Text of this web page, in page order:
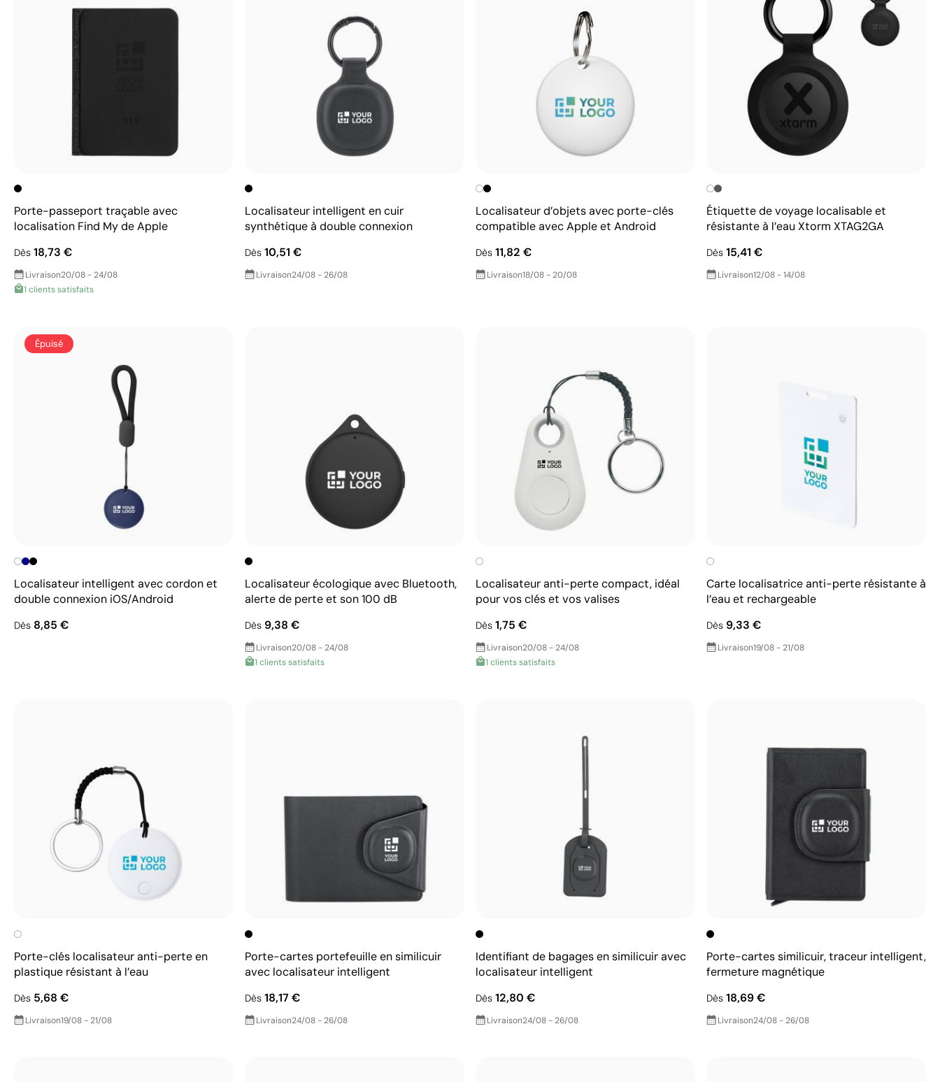
Porte-passeport traçable avec
localisation Find My de Apple
Dès 18,73 €
Livraison20/08 - 24/08
1 clients satisfaits
Localisateur intelligent en cuir
synthétique à double connexion
Dès 10,51 €
Livraison24/08 - 26/08
Localisateur d’objets avec porte-clés
compatible avec Apple et Android
Dès 11,82 €
Livraison18/08 - 20/08
Étiquette de voyage localisable et
résistante à l’eau Xtorm XTAG2GA
Dès 15,41 €
Livraison12/08 - 14/08
Épuisé
Localisateur intelligent avec cordon et
double connexion iOS/Android
Dès 8,85 €
Localisateur écologique avec Bluetooth,
alerte de perte et son 100 dB
Dès 9,38 €
Livraison20/08 - 24/08
1 clients satisfaits
Localisateur anti-perte compact, idéal
pour vos clés et vos valises
Dès 1,75 €
Livraison20/08 - 24/08
1 clients satisfaits
Carte localisatrice anti-perte résistante à
l’eau et rechargeable
Dès 9,33 €
Livraison19/08 - 21/08
Porte-clés localisateur anti-perte en
plastique résistant à l’eau
Dès 5,68 €
Livraison19/08 - 21/08
Porte-cartes portefeuille en similicuir
avec localisateur intelligent
Dès 18,17 €
Livraison24/08 - 26/08
Identifiant de bagages en similicuir avec
localisateur intelligent
Dès 12,80 €
Livraison24/08 - 26/08
Porte-cartes similicuir, traceur intelligent,
fermeture magnétique
Dès 18,69 €
Livraison24/08 - 26/08